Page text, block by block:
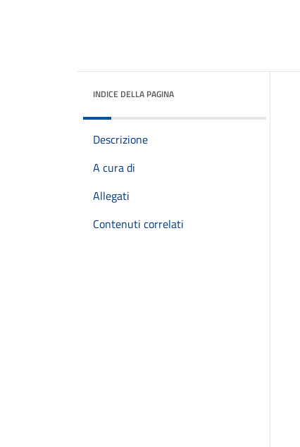
INDICE DELLA PAGINA
Descrizione
A cura di
Allegati
Contenuti correlati